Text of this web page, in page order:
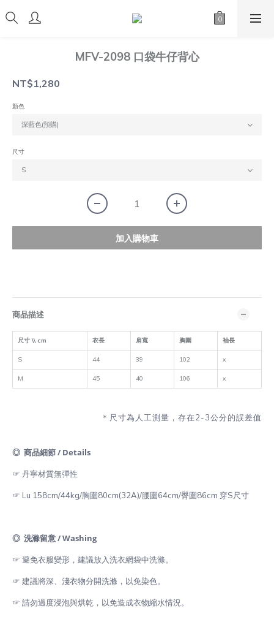
MFV-2098 口袋牛仔背心
NT$1,280
顏色
尺寸
加入購物車
商品描述
尺寸 \\ cm 衣長 肩寬 胸圍 袖長
S 44 39 102 x
M 45 40 106 x
＊尺寸為人工測量，存在2-3公分的誤差值
◎ 商品細節 / Details
☞ 丹寧材質無彈性
☞ Lu 158cm/44kg/胸圍80cm(32A)/腰圍64cm/臀圍86cm 穿S尺寸
◎ 洗滌留意 / Washing
☞ 避免衣服變形，建議放入洗衣網袋中洗滌。
☞ 建議將深、淺衣物分開洗滌，以免染色。
☞ 請勿過度浸泡與烘乾，以免造成衣物縮水情況。